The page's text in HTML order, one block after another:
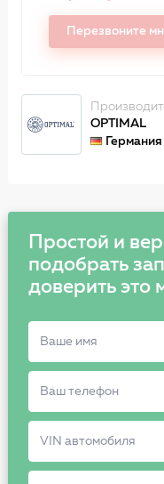
Перезвоните
OPTIMAL
Германия
Простой и
подобрать
доверить это